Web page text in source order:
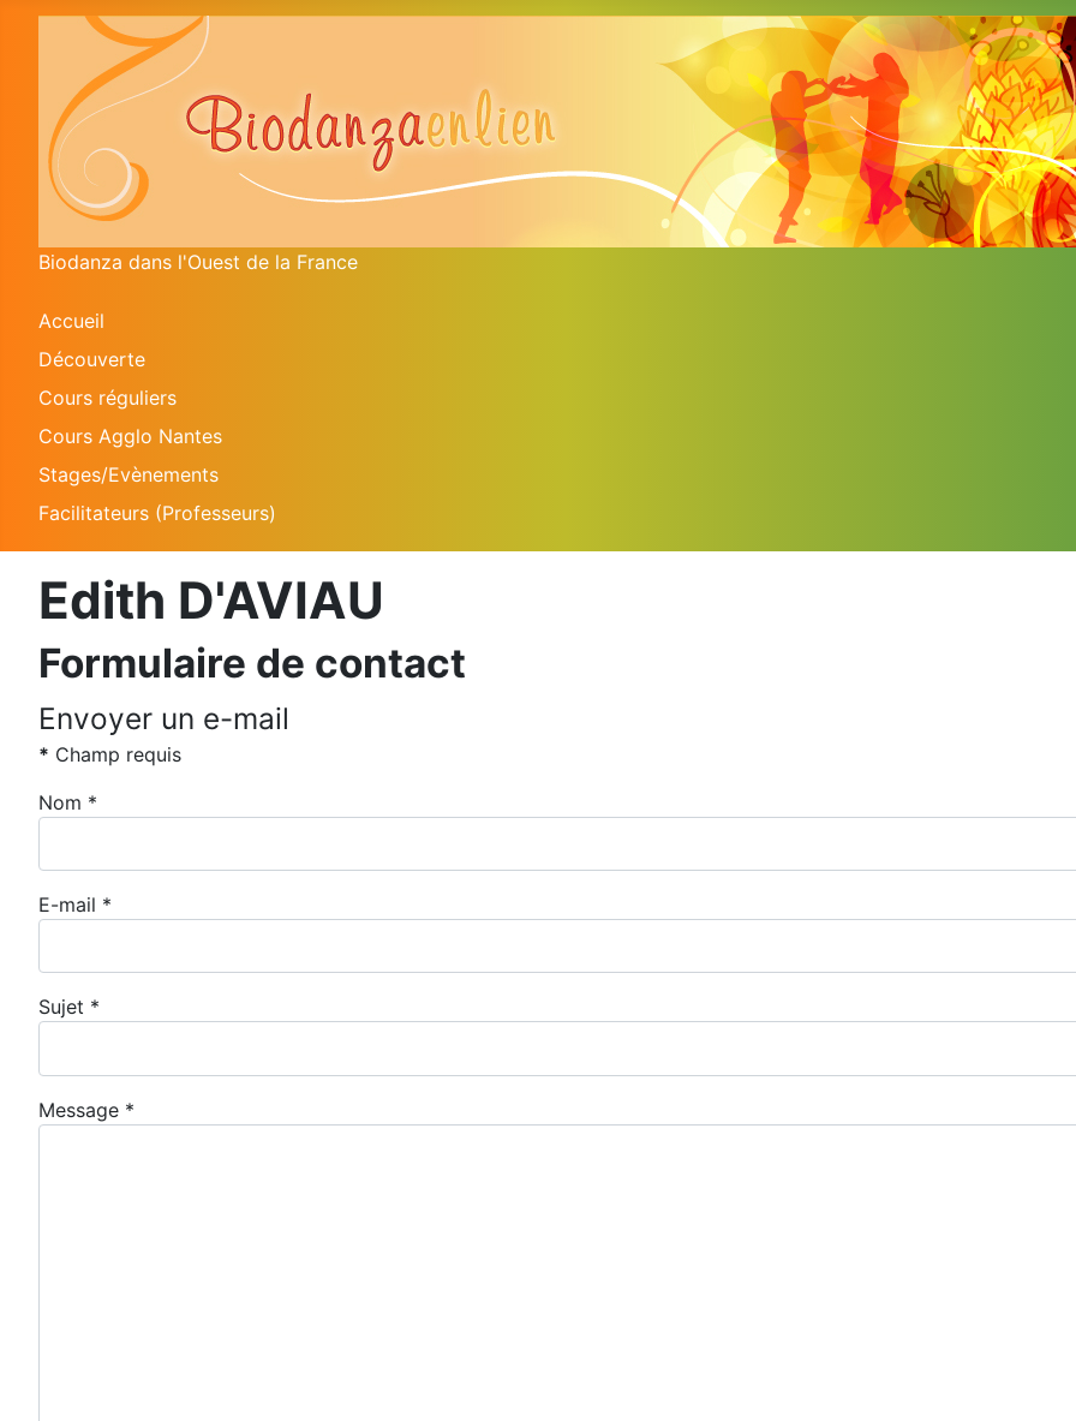
Biodanza dans l'Ouest de la France
Accueil
Découverte
Cours réguliers
Cours Agglo Nantes
Stages/Evènements
Facilitateurs (Professeurs)
Edith D'AVIAU
Formulaire de contact
Envoyer un e-mail
* Champ requis
Nom *
E-mail *
Sujet *
Message *